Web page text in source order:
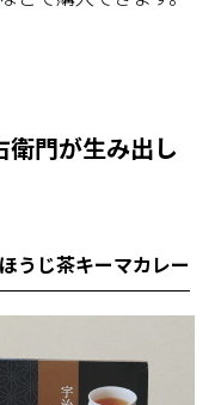
衛門が生み出し
うじ茶キーマカレー